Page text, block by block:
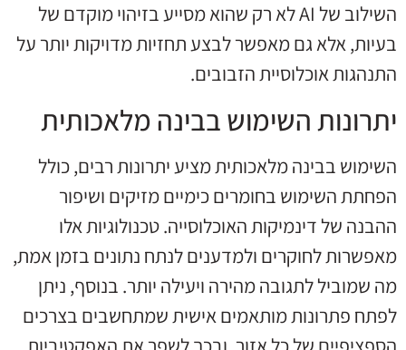
השילוב של AI לא רק שהוא מסייע בזיהוי מוקדם של
בעיות, אלא גם מאפשר לבצע תחזיות מדויקות יותר על
התנהגות אוכלוסיית הזבובים.
יתרונות השימוש בבינה מלאכותית
השימוש בבינה מלאכותית מציע יתרונות רבים, כולל
הפחתת השימוש בחומרים כימיים מזיקים ושיפור
ההבנה של דינמיקות האוכלוסייה. טכנולוגיות אלו
מאפשרות לחוקרים ולמדענים לנתח נתונים בזמן אמת,
מה שמוביל לתגובה מהירה ויעילה יותר. בנוסף, ניתן
לפתח פתרונות מותאמים אישית שמתחשבים בצרכים